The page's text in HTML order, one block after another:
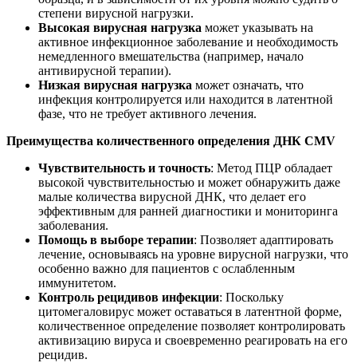
степени вирусной нагрузки.
Высокая вирусная нагрузка может указывать на
активное инфекционное заболевание и необходимость
немедленного вмешательства (например, начало
антивирусной терапии).
Низкая вирусная нагрузка может означать, что
инфекция контролируется или находится в латентной
фазе, что не требует активного лечения.
Преимущества количественного определения ДНК CMV
Чувствительность и точность: Метод ПЦР обладает
высокой чувствительностью и может обнаружить даже
малые количества вирусной ДНК, что делает его
эффективным для ранней диагностики и мониторинга
заболевания.
Помощь в выборе терапии: Позволяет адаптировать
лечение, основываясь на уровне вирусной нагрузки, что
особенно важно для пациентов с ослабленным
иммунитетом.
Контроль рецидивов инфекции: Поскольку
цитомегаловирус может оставаться в латентной форме,
количественное определение позволяет контролировать
активизацию вируса и своевременно реагировать на его
рецидив.